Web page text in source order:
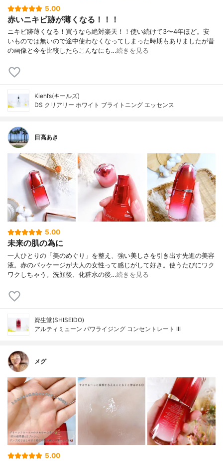
5.00
赤いニキビ跡が薄くなる！！！
ニキビ跡薄くなる！買うなら絶対楽天！！使い続けて3〜4年ほど。安
いものでは無いので途中使わなくなってしまった時期もありましたが昔
の画像と今を比較したらこんなにも…続きを見る
Kiehl’s(キールズ)
DS クリアリー ホワイト ブライトニング エッセンス
日高あき
5.00
未来の肌の為に
一人ひとりの「美のめぐり」を整え、強い美しさを引き出す先進の美容
液。赤のパッケージが大人の女性って感じがして好き。使うたびにワク
ワクしちゃう。洗顔後、化粧水の後…続きを見る
資生堂(SHISEIDO)
アルティミューン パワライジング コンセントレート III
メグ
5.00